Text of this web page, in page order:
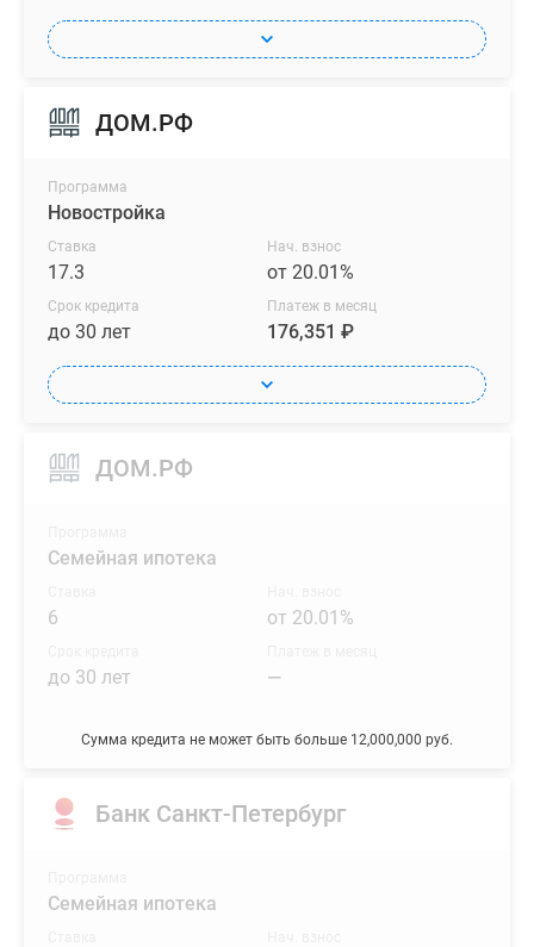
ДОМ.РФ
Программа
Новостройка
Ставка
17.3
Нач. взнос
от 20.01%
Срок кредита
до 30 лет
Платеж в месяц
176,351 ₽
ДОМ.РФ
Сумма кредита не может быть больше 12,000,000 руб.
Семейная ипотека
6 от 20.01%
до 30 лет —
Банк Санкт-Петербург
Семейная ипотека